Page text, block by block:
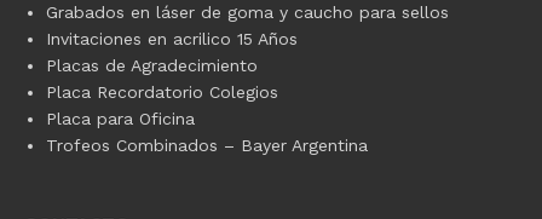
Grabados en láser de goma y caucho para sellos
Invitaciones en acrilico 15 Años
Placas de Agradecimiento
Placa Recordatorio Colegios
Placa para Oficina
Trofeos Combinados – Bayer Argentina